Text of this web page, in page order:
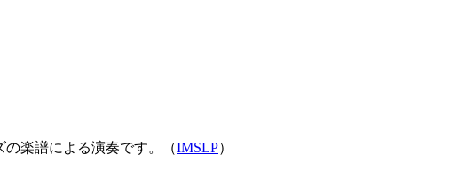
の楽譜による演奏です。（IMSLP）